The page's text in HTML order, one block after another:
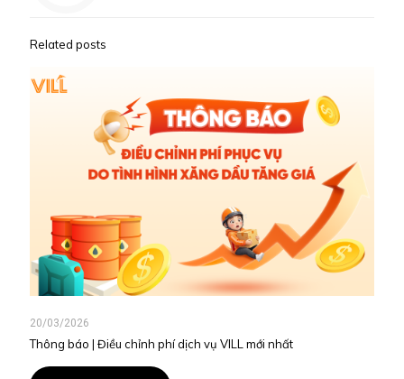
Related posts
20/03/2026
Thông báo | Điều chỉnh phí dịch vụ VILL mới nhất